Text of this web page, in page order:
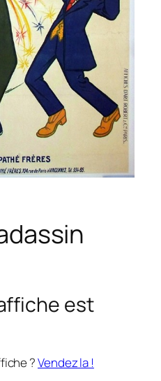
est
?Vendez la !